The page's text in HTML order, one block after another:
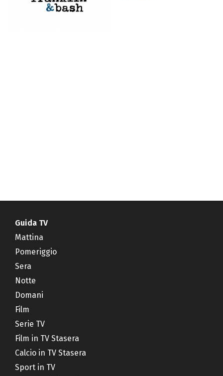
Guida TV
Mattina
Pomeriggio
Sera
Notte
Domani
Film
Serie TV
Film in TV Stasera
Calcio in TV Stasera
Sport in TV